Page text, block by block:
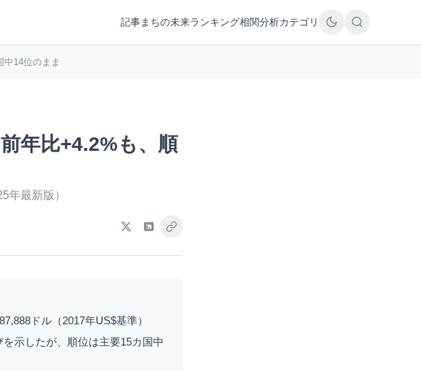
記事まちの未来ランキング相関分析カテゴリ
14位のまま
年比+4.2%も、順
年最新版）
ドル（2017年US$基準）
示したが、順位は主要15カ国中